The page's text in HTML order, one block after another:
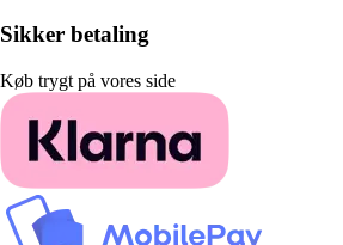
Sikker betaling
Køb trygt på vores side